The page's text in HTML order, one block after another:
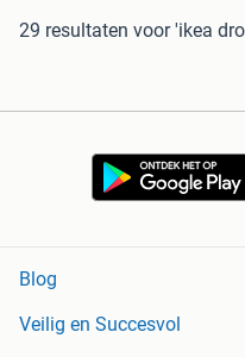
29 resultaten voor 'ikea
Blog
Veilig en Succesvol